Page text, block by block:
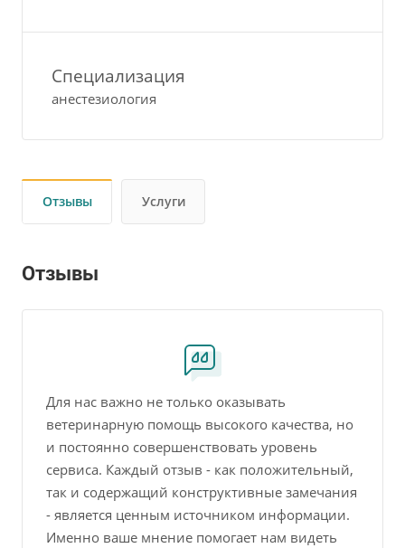
Специализация
анестезиология
Отзывы Услуги
Отзывы
Для нас важно не только оказывать
ветеринарную помощь высокого качества, но
и постоянно совершенствовать уровень
сервиса. Каждый отзыв - как положительный,
так и содержащий конструктивные замечания
- является ценным источником информации.
Именно ваше мнение помогает нам видеть